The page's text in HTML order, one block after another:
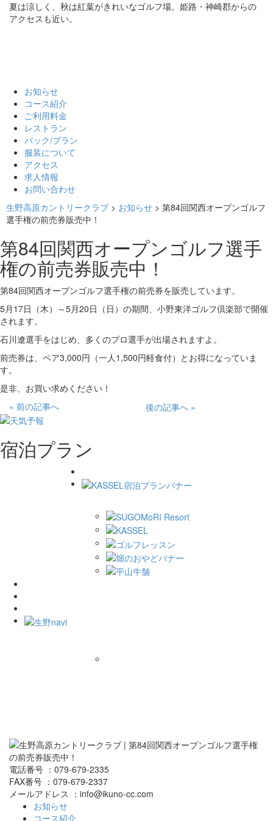
夏は涼しく、秋は紅葉がきれいなゴルフ場。姫路・神崎郡からの
アクセスも近い。
お知らせ
コース紹介
ご利用料金
レストラン
パック/プラン
服装について
アクセス
求人情報
お問い合わせ
生野高原カントリークラブ > お知らせ > 第84回関西オープンゴルフ
選手権の前売券販売中！
第84回関西オープンゴルフ選手
権の前売券販売中！
第84回関西オープンゴルフ選手権の前売券を販売しています。
5月17日（木）～5月20日（日）の期間、小野東洋ゴルフ倶楽部で開催
されます。
石川遼選手をはじめ、多くのプロ選手が出場されますよ。
前売券は、ペア3,000円（一人1,500円軽食付）とお得になっていま
す。
是非、お買い求めください！
« 前の記事へ
後の記事へ »
宿泊プラン
電話番号 ：079-679-2335
FAX番号 ：079-679-2337
メールアドレス ：info@ikuno-cc.com
お知らせ
コース紹介